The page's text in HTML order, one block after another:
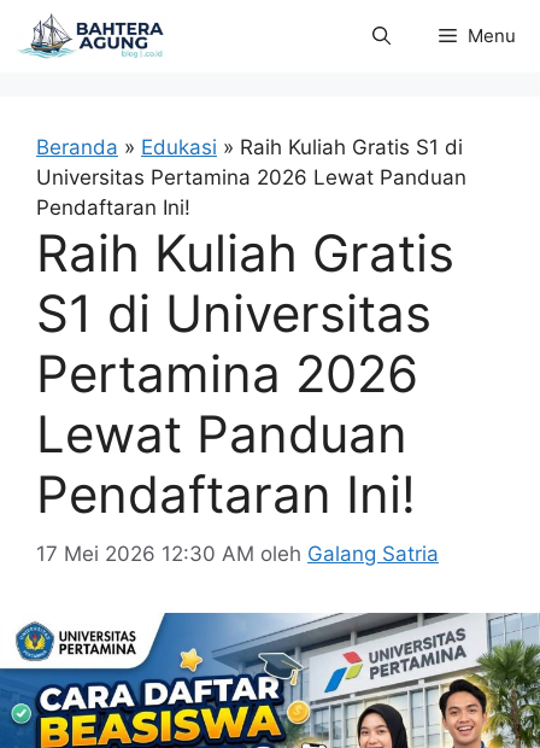
Langsung
ke
Menu
Beranda » Edukasi » Raih Kuliah Gratis S1 di
Universitas Pertamina 2026 Lewat Panduan
Pendaftaran Ini!
Raih Kuliah Gratis
S1 di Universitas
Pertamina 2026
Lewat Panduan
Pendaftaran Ini!
17 Mei 2026 12:30 AM oleh Galang Satria